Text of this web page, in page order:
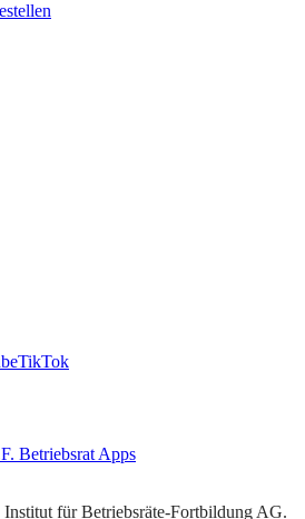
TikTok
Betriebsrat Apps
für Betriebsräte-Fortbildung AG.